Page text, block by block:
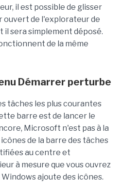
il est possible de glisser
ouvert de l'explorateur de
il sera simplement déposé.
de la même
Démarrer perturbe
tâches les plus courantes
barre est de lancer le
Microsoft n'est pas à la
de la barre des tâches
au centre et
à mesure que vous ouvrez
ajoute des icônes.